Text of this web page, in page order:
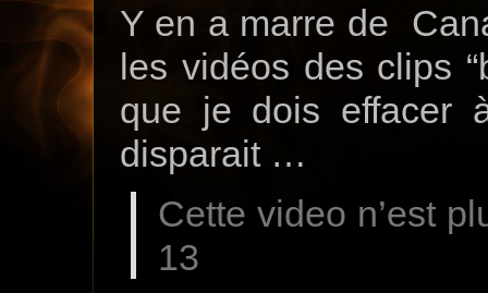
Y en a marre de
les vidéos des clips
que je dois effacer
disparait …
Cette video n’est
13